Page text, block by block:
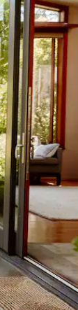
faisant glisser.